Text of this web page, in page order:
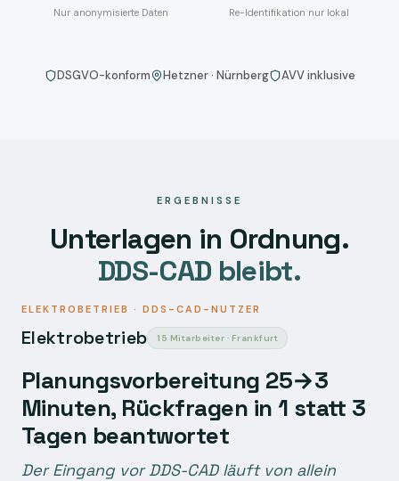
Nur anonymisierte Daten Re-Identifikation nur lokal
DSGVO-konform Hetzner · Nürnberg AVV inklusive
ERGEBNISSE
Unterlagen in Ordnung.
DDS-CAD bleibt.
ELEKTROBETRIEB · DDS-CAD-NUTZER
Elektrobetrieb 15 Mitarbeiter · Frankfurt
Planungsvorbereitung 25→3
Minuten, Rückfragen in 1 statt 3
Tagen beantwortet
Der Eingang vor DDS-CAD läuft von allein